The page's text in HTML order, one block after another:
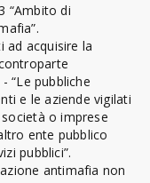
“Ambito di
ad acquisire la
“Le pubbliche
e le aziende vigilati
o imprese
ente pubblico
pubblici”.
antimafia non